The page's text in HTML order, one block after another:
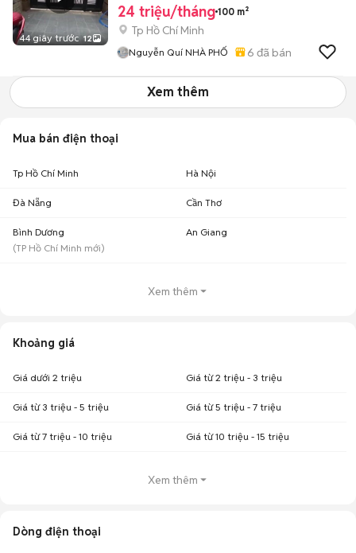
44 giây trước 12
24 triệu/tháng 100 m²
Tp Hồ Chí Minh
Nguyễn Quí NHÀ PHỐ 6 đã bán
Xem thêm
Mua bán điện thoại
Tp Hồ Chí Minh Hà Nội
Đà Nẵng Cần Thơ
Bình Dương
(TP Hồ Chí Minh mới)
An Giang
Xem thêm
Khoảng giá
Giá dưới 2 triệu Giá từ 2 triệu - 3 triệu
Giá từ 3 triệu - 5 triệu Giá từ 5 triệu - 7 triệu
Giá từ 7 triệu - 10 triệu Giá từ 10 triệu - 15 triệu
Xem thêm
Dòng điện thoại